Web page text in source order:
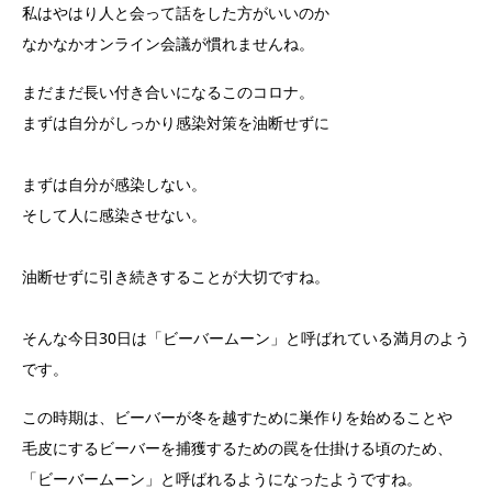
私はやはり人と会って話をした方がいいのか
なかなかオンライン会議が慣れませんね。
まだまだ長い付き合いになるこのコロナ。
まずは自分がしっかり感染対策を油断せずに
まずは自分が感染しない。
そして人に感染させない。
油断せずに引き続きすることが大切ですね。
そんな今日30日は「ビーバームーン」と呼ばれている満月のよう
です。
この時期は、ビーバーが冬を越すために巣作りを始めることや
毛皮にするビーバーを捕獲するための罠を仕掛ける頃のため、
「ビーバームーン」と呼ばれるようになったようですね。